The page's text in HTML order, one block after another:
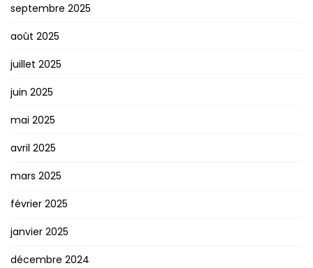
septembre 2025
août 2025
juillet 2025
juin 2025
mai 2025
avril 2025
mars 2025
février 2025
janvier 2025
décembre 2024